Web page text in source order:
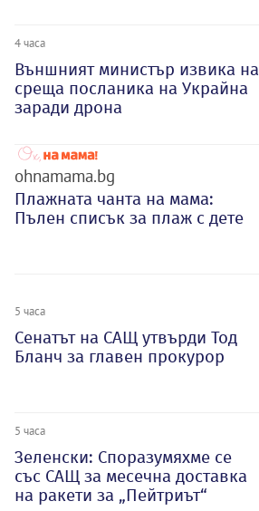
4 часа
Външният министър извика на
среща посланика на Украйна
заради дрона
ohnamama.bg
Плажната чанта на мама:
Пълен списък за плаж с дете
5 часа
Сенатът на САЩ утвърди Тод
Бланч за главен прокурор
5 часа
Зеленски: Споразумяхме се
със САЩ за месечна доставка
на ракети за „Пейтриът“